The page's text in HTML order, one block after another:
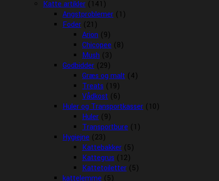
Katte artikler (141)
Angstproblemer (1)
Foder (21)
Arion (9)
Chicopee (8)
Mush (3)
Godbidder (29)
Græs og malt (4)
Treats (19)
Vådkost (6)
Huler og Transportkasser (10)
Huler (9)
Transportbure (1)
Hygiejne (23)
Kattebakker (5)
Kattegrus (12)
Kattetoiletter (5)
kattelemme (5)